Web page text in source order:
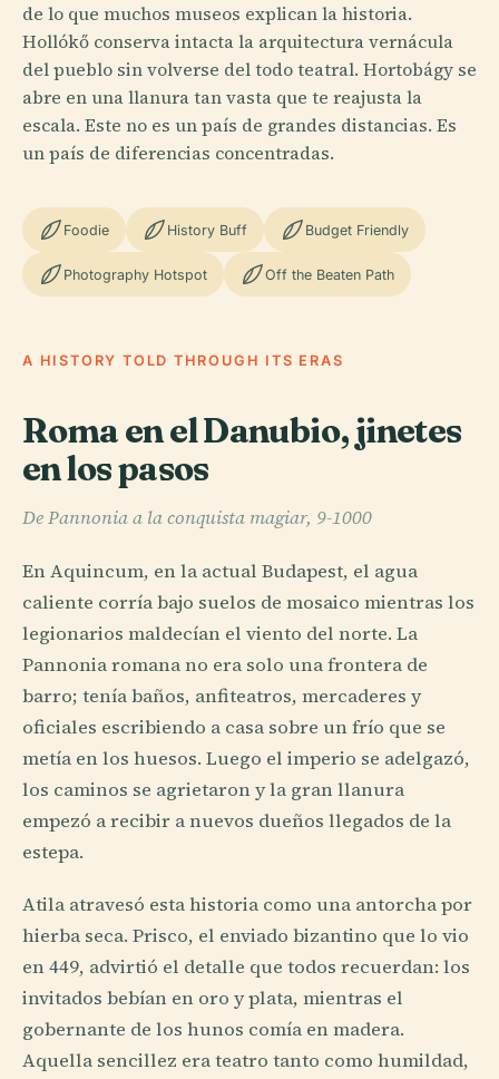
de lo que muchos museos explican la historia.
Hollókő conserva intacta la arquitectura vernácula
del pueblo sin volverse del todo teatral. Hortobágy se
abre en una llanura tan vasta que te reajusta la
escala. Este no es un país de grandes distancias. Es
un país de diferencias concentradas.
Foodie History Buff Budget Friendly
Photography Hotspot Off the Beaten Path
A HISTORY TOLD THROUGH ITS ERAS
Roma en el Danubio, jinetes
en los pasos
De Pannonia a la conquista magiar, 9-1000
En Aquincum, en la actual Budapest, el agua
caliente corría bajo suelos de mosaico mientras los
legionarios maldecían el viento del norte. La
Pannonia romana no era solo una frontera de
barro; tenía baños, anfiteatros, mercaderes y
oficiales escribiendo a casa sobre un frío que se
metía en los huesos. Luego el imperio se adelgazó,
los caminos se agrietaron y la gran llanura
empezó a recibir a nuevos dueños llegados de la
estepa.
Atila atravesó esta historia como una antorcha por
hierba seca. Prisco, el enviado bizantino que lo vio
en 449, advirtió el detalle que todos recuerdan: los
invitados bebían en oro y plata, mientras el
gobernante de los hunos comía en madera.
Aquella sencillez era teatro tanto como humildad,